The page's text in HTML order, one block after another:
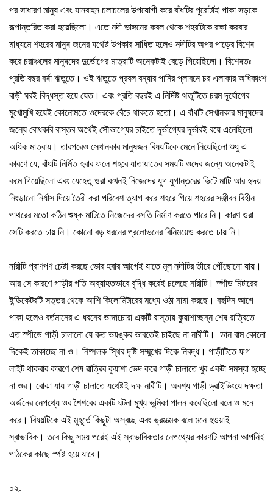
পর সাধারণ মানুষ এবং যানবাহন চলাচলের উপযোগী করে বাঁধটির পুরোটাই পাকা সড়কে
রূপান্তরিত করা হয়েছিলো । এতে নদী ভাঙ্গনের কবল থেকে শহরটিকে রক্ষা করবার
মাধ্যমে শহরের মানুষ জনের যথেষ্ট উপকার সাধিত হলেও নদীটির অপর পাড়ের বিশেষ
করে চরাঞ্চলের মানুষদের দুর্ভোগের মাত্রাটি অনেকটাই বেড়ে গিয়েছিলো। বিশেষতঃ
প্রতি বছর বর্ষা ঋতুতে। ওই ঋতুতে প্রবল বন্যার পানির প্লাবনে চর এলাকার অধিকাংশ
বাড়ী ঘরই বিদ্ধস্ত হয়ে যেত। এবং প্রতি বছরই এ নির্দিষ্ট ঋতুটিতে চরম দূর্যোগের
মুখোমুখি হয়েই কোনোমতে ওদেরকে বেঁচে থাকতে হতো। এ বাঁধটি সেখানকার মানুষদের
জন্যে বোধকরি বাস্তব অর্থেই সৌভাগ্যের চাইতে দূর্ভাগ্যের দূর্ভারই বয়ে এনেছিলো
অধিক মাত্রায়। তারপরেও সেখানকার মানুষজন বিষয়টিকে মেনে নিয়েছিলো শুধু এ
কারণে যে, বাঁধটি নির্মিত হবার ফলে শহরে যাতায়াতের সময়টি ওদের জন্যে অনেকটাই
কমে গিয়েছিলো এবং যেহেতু ওরা কখনই নিজেদের যুগ যুগান্তরের ভিটে মাটি আর হৃদয়
নিংড়ানো নির্যাস দিয়ে তৈরী করা পরিবেশ ত্যাগ করে শহরে গিয়ে শহরের সঞ্জীবন বিহীন
পাথরের মতো কঠিন শুষ্ক মাটিতে নিজেদের বসতি নির্মাণ করতে পারে নি। কারণ ওরা
সেটি করতে চায় নি। কোনো বড় ধরনের প্রলোভনের বিনিময়েও করতে চায় নি।
নারীটি প্রাণপণ চেষ্টা করছে ভোর হবার আগেই যাতে মূল নদীটির তীরে পৌঁছোনো যায়।
আর সে কারণে গাড়ীর গতি অব্যাহতভাবে বৃদ্ধি করেই চলেছে নারীটি। স্পীড মিটারের
ইন্ডিকেটরটি সত্তর থেকে আশি কিলোমিটারের মধ্যে ওঠা নামা করছে। বহুদিন আগে
পাকা হলেও বর্তমানের এ ধরনের ভাঙ্গাচোরা একটি রাস্তায় কুয়াশাচ্ছন্ন শেষ রাত্রিতে
এত স্পীডে গাড়ী চালানো যে কত ভয়ঙ্কর ভাবতেই চাইছে না নারীটি। ডান বাম কোনো
দিকেই তাকাচ্ছে না ও। নিষ্পলক স্থির দৃষ্টি সম্মুখের দিকে নিবদ্ধ। গাড়ীটিতে ফগ
লাইট থাকবার কারণে শেষ রাত্রির কুয়াশা ভেদ করে গাড়ী চালাতে খুব একটা সমস্যা হচ্ছে
না ওর। বোঝা যায় গাড়ী চালাতে যথেষ্টই দক্ষ নারীটি। অবশ্য গাড়ী ড্রাইভিংয়ে দক্ষতা
অর্জনের নেপথ্যে ওর শৈশবের একটি ঘটনা মূখ্য ভুমিকা পালন করেছিলো বলে ও মনে
করে। বিষয়টিকে এই মুহূর্তে কিছুটা অস্বচ্ছ এবং ভ্রমাত্মক বলে মনে হওয়াই
স্বাভাবিক। তবে কিছু সময় পরেই এই স্বাভাবিকতার নেপথ্যের কারণটি আপনা আপনিই
পাঠকের কাছে স্পষ্ট হয়ে যাবে।
০২.